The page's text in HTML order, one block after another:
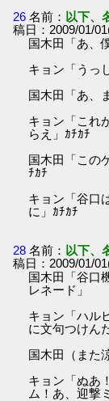
26 名前： 以下、
稿日：2009/01/
国木田「あ、
キョン「うっ
国木田「あ、
キョン「これ
らえ」ｶﾁｶﾁ
国木田「この
ﾁｶﾁ
キョン「谷口
に」ｶﾁｶﾁ
28 名前： 以下、
稿日：2009/01/
国木田「谷口
レネード」
キョン「ハル
に文句つけん
国木田（また
キョン「ぬあ
ム！あ、迎撃